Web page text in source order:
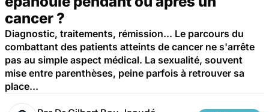
cancer ?
Diagnostic, traitements, rémission... Le parcours du
combattant des patients atteints de cancer ne s'arrête
pas au simple aspect médical. La sexualité, souvent
mise entre parenthèses, peine parfois à retrouver sa
place...